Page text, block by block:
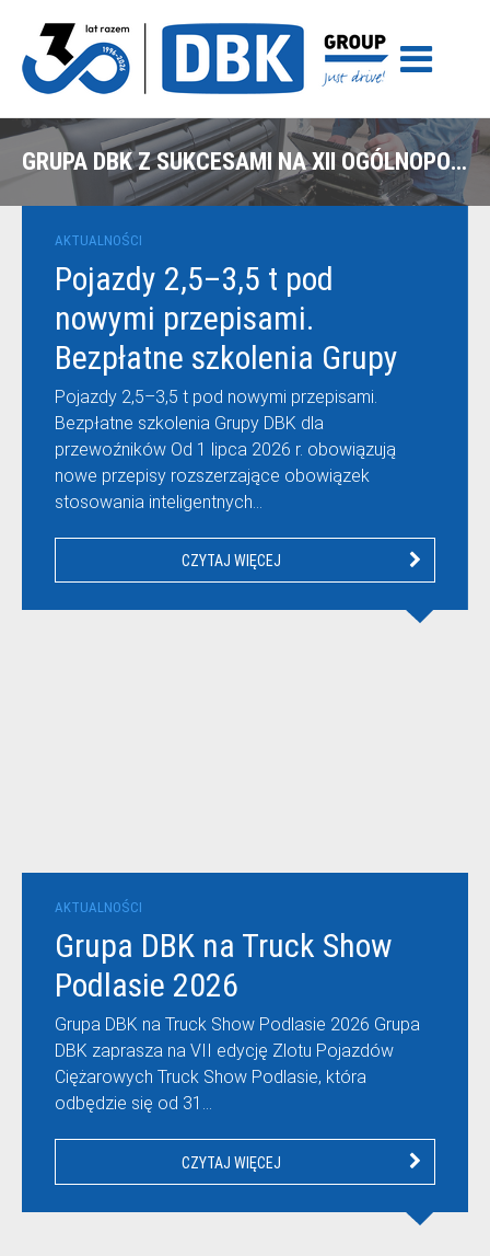
GRUPA DBK Z SUKCESAMI NA XII OGÓLNOPOLSKICH MISTRZOSTWACH MECHANIKÓW
AKTUALNOŚCI
Pojazdy 2,5–3,5 t pod
nowymi przepisami.
Bezpłatne szkolenia Grupy
DBK dla przewoźników
Pojazdy 2,5–3,5 t pod nowymi przepisami.
Bezpłatne szkolenia Grupy DBK dla
przewoźników Od 1 lipca 2026 r. obowiązują
nowe przepisy rozszerzające obowiązek
stosowania inteligentnych…
CZYTAJ WIĘCEJ
AKTUALNOŚCI
Grupa DBK na Truck Show
Podlasie 2026
Grupa DBK na Truck Show Podlasie 2026 Grupa
DBK zaprasza na VII edycję Zlotu Pojazdów
Ciężarowych Truck Show Podlasie, która
odbędzie się od 31…
CZYTAJ WIĘCEJ